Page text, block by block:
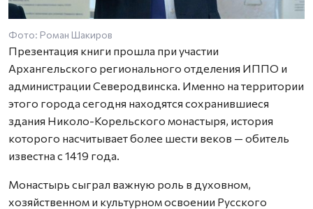
Фото: Роман Шакиров
Презентация книги прошла при участии
Архангельского регионального отделения ИППО и
администрации Северодвинска. Именно на территории
этого города сегодня находятся сохранившиеся
здания Николо-Корельского монастыря, история
которого насчитывает более шести веков — обитель
известна с 1419 года.
Монастырь сыграл важную роль в духовном,
хозяйственном и культурном освоении Русского